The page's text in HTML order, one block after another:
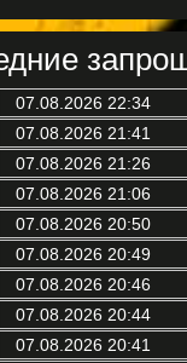
07.08.2026 22:34
07.08.2026 21:41
07.08.2026 21:26
07.08.2026 21:06
07.08.2026 20:50
07.08.2026 20:49
07.08.2026 20:46
07.08.2026 20:44
07.08.2026 20:41